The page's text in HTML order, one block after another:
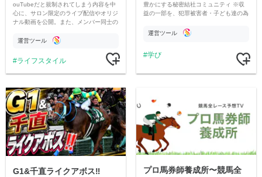
ouTubeだと規制されてしまう内容を中
心に、サロン限定のライブ配信やオリジ
ナル動画を公開。また、メンバー同士の
ただいています。
運営ツール
ライフスタイル
豊かにする秘密結社コミュニティ ※収
益の一部を、犯罪被害者・子ども達の為
す運営ツール
学び
G1&千直ライクアボス‼️
プロ馬券師養成所〜競馬全